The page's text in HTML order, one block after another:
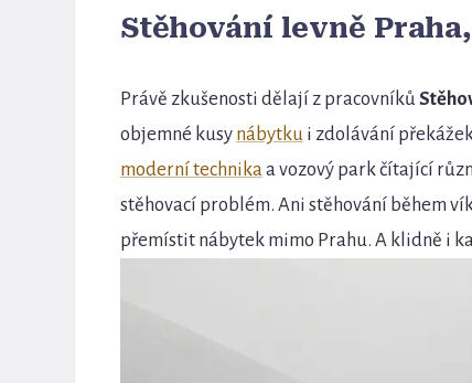
Stěhování levně
Právě zkušenosti dělají z pracovníků
objemné kusy nábytkui zdolávání
moderní technikaa vozový park čítající
stěhovací problém. Ani stěhování během
přemístit nábytek mimo Prahu. A klidně i